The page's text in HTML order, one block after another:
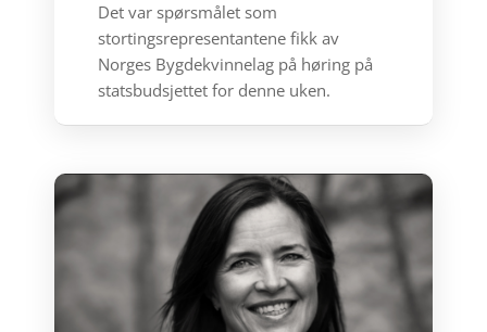
Det var spørsmålet som
stortingsrepresentantene fikk av
Norges Bygdekvinnelag på høring på
statsbudsjettet for denne uken.